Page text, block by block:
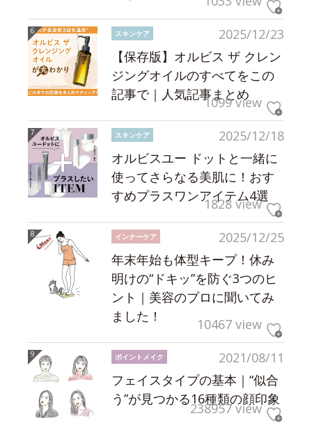
2025/12/23
スキンケア
【保存版】オルビス ザ クレン
ジングオイルのすべてをこの
記事で｜人気記事まとめ
1099 view
2025/12/18
スキンケア
オルビスユー ドットと一緒に
使ってさらなる美肌に！おす
すめプラスワンアイテム4選
1828 view
2025/12/25
インナーケア
年末年始も体型キープ！休み
明けの“ドキッ”を防ぐ3つのヒ
ント｜美容のプロに聞いてみ
ました！
10467 view
2021/08/11
ポイントメイク
フェイスタイプの基本｜“似合
う”が見つかる16種類の顔印象
238957 view